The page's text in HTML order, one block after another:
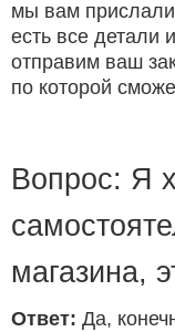
мы вам прислали
есть все детали
отправим ваш
по которой
Вопрос: Я
магазина,
Ответ: Да,